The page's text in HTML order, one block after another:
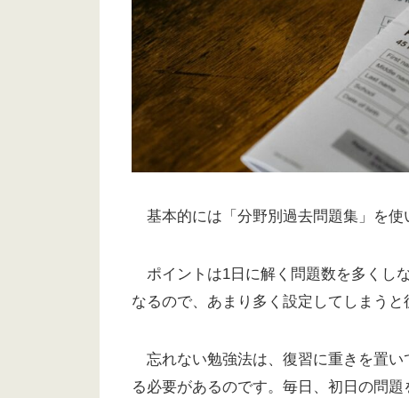
基本的には「分野別過去問題集」を使
ポイントは1日に解く問題数を多くし
なるので、あまり多く設定してしまうと
忘れない勉強法は、復習に重きを置い
る必要があるのです。毎日、初日の問